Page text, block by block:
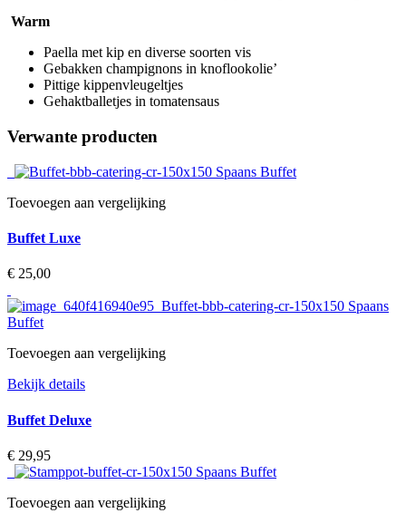
Warm
Paella met kip en diverse soorten vis
Gebakken champignons in knoflookolie’
Pittige kippenvleugeltjes
Gehaktballetjes in tomatensaus
Verwante producten
Toevoegen aan vergelijking
Buffet Luxe
€ 25,00‎
Toevoegen aan vergelijking
Bekijk details
Buffet Deluxe
€ 29,95‎
Toevoegen aan vergelijking